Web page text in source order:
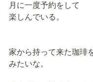
月に一度予約をして
楽しんでいる。
家から持って来た珈琲
みたいな。